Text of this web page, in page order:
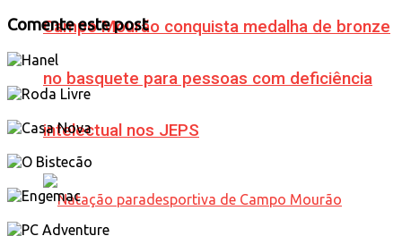
Campo Mourão conquista medalha de bronze
no basquete para pessoas com deficiência
intelectual nos JEPS
Comente este post